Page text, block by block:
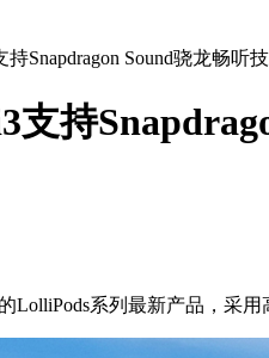
Snapdragon Sound骁龙畅听
持
LolliPods系列最新产品，采用